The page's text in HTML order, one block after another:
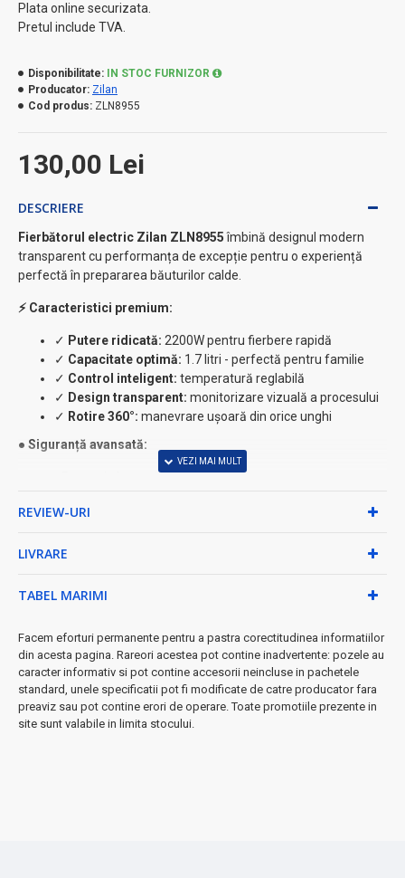
Plata online securizata.
Pretul include TVA.
130,00 Lei
Disponibilitate:
IN STOC FURNIZOR
Producator: Zilan
Cod produs: ZLN8955
DESCRIERE
Fierbătorul electric Zilan ZLN8955îmbină designul modern
transparent cu performanța de excepție pentru o experiență
perfectă în prepararea băuturilor calde.
⚡ Caracteristici premium:
✓ Putere ridicată: 2200W pentru fierbere rapidă
✓ Capacitate optimă: 1.7 litri - perfectă pentru familie
✓ Control inteligent: temperatură reglabilă
✓ Design transparent: monitorizare vizuală a procesului
✓ Rotire 360°: manevrare ușoară din orice unghi
● Siguranță avansată:
• Protecție împotriva uscării
• Protecție la fierberea fără apă
★ Avantaje exclusive:
perfect în orice bucătărie modernă.
➤Investiție inteligentăpentru confortul zilnic - calitate
superioară la un preț accesibil!
REVIEW-URI
LIVRARE
TABEL MARIMI
Facem eforturi permanente pentru a pastra corectitudinea informatiilor
din acesta pagina. Rareori acestea pot contine inadvertente: pozele au
caracter informativ si pot contine accesorii neincluse in pachetele
standard, unele specificatii pot fi modificate de catre producator fara
preaviz sau pot contine erori de operare. Toate promotiile prezente in
site sunt valabile in limita stocului.